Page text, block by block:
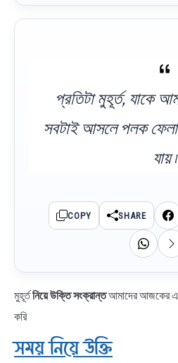
প্রতিটা মুহূর্ত, যাকে
সবটাই আসলে পলক
যায় ৷
COPY SHARE
মুহূর্তনিয়ে উক্তি সংক্রান্তআমাদের আজকের
করি
সময় নিয়ে উক্তি